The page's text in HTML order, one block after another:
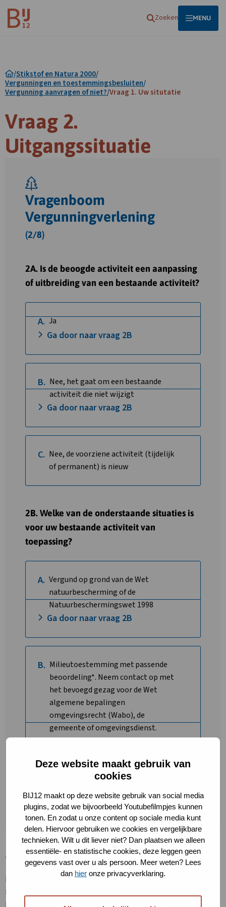
Deze website maakt gebruik van
cookies
BIJ12 maakt op deze website gebruik van social media
plugins, zodat we bijvoorbeeld Youtubefilmpjes kunnen
tonen. En zodat u onze content op sociale media kunt
delen. Hiervoor gebruiken we cookies en vergelijkbare
technieken. Wilt u dit liever niet? Dan plaatsen we alleen
essentiële- en statistische cookies, deze leggen geen
gegevens vast over u als persoon. Meer weten? Lees
dan hier onze privacyverklaring.
Homepagina Zoeken OPEN
MENU
/Stikstof en Natura 2000/
Vergunningen en toestemmingsbesluiten/
Vergunning aanvragen of niet?/Vraag 1. Uw situtatie
Vraag 2.
Uitgangssituatie
Vragenboom
Vergunningverlening
(2/8)
2A. Is de beoogde activiteit een aanpassing
of uitbreiding van een bestaande activiteit?
A. Ja
Ga door naar vraag 2B
B. Nee, het gaat om een bestaande
activiteit die niet wijzigt
Ga door naar vraag 2B
C. Nee, de voorziene activiteit (tijdelijk
of permanent) is nieuw
2B. Welke van de onderstaande situaties is
voor uw bestaande activiteit van
toepassing?
A. Vergund op grond van de Wet
natuurbescherming of de
Natuurbeschermingswet 1998
Ga door naar vraag 2B
B. Milieutoestemming met passende
beoordeling*. Neem contact op met
het bevoegd gezag voor de Wet
algemene bepalingen
omgevingsrecht (Wabo), de
gemeente of omgevingsdienst.
Einde vragenboom
Ga terug naar de vorige vraag
* Milieutoestemming met passende beoordeling
Meer informatie over de voortoets is te vinden in de
Handreiking Voortoets Stikstof. Wanneer in de passende